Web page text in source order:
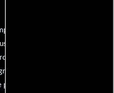
del cine: contribuyan
descubrimientos y compartan
fanáticos conocen. Sus
secreto que hará de
los amantes del celuloide.